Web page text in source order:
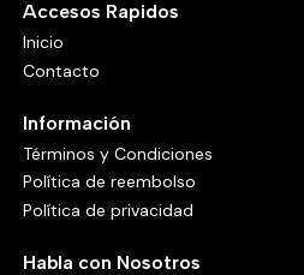
Accesos Rapidos
Inicio
Contacto
Información
Términos y Condiciones
Política de reembolso
Política de privacidad
Habla con Nosotros